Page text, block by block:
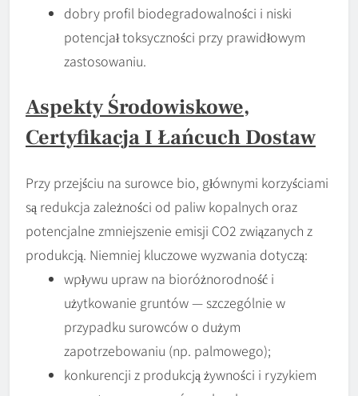
dobry profil biodegradowalności i niski
potencjał toksyczności przy prawidłowym
zastosowaniu.
Aspekty Środowiskowe,
Certyfikacja I Łańcuch Dostaw
Przy przejściu na surowce bio, głównymi korzyściami
są redukcja zależności od paliw kopalnych oraz
potencjalne zmniejszenie emisji CO2 związanych z
produkcją. Niemniej kluczowe wyzwania dotyczą:
wpływu upraw na bioróżnorodność i
użytkowanie gruntów — szczególnie w
przypadku surowców o dużym
zapotrzebowaniu (np. palmowego);
konkurencji z produkcją żywności i ryzykiem